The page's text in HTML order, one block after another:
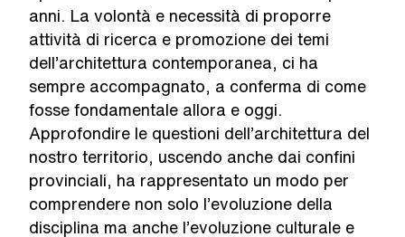
anni. La volontà e necessità di proporre
attività di ricerca e promozione dei temi
dell’architettura contemporanea, ci ha
sempre accompagnato, a conferma di come
fosse fondamentale allora e oggi.
Approfondire le questioni dell’architettura del
nostro territorio, uscendo anche dai confini
provinciali, ha rappresentato un modo per
comprendere non solo l’evoluzione della
disciplina ma anche l’evoluzione culturale e